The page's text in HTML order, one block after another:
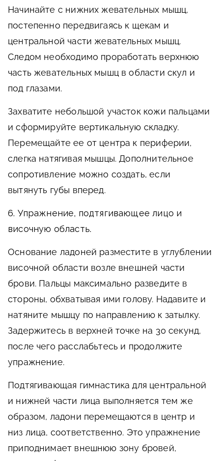
Начинайте с нижних жевательных мышц,
постепенно передвигаясь к щекам и
центральной части жевательных мышц.
Следом необходимо проработать верхнюю
часть жевательных мышц в области скул и
под глазами.
Захватите небольшой участок кожи пальцами
и сформируйте вертикальную складку.
Перемещайте ее от центра к периферии,
слегка натягивая мышцы. Дополнительное
сопротивление можно создать, если
вытянуть губы вперед.
6. Упражнение, подтягивающее лицо и
височную область.
Основание ладоней разместите в углублении
височной области возле внешней части
брови. Пальцы максимально разведите в
стороны, обхватывая ими голову. Надавите и
натяните мышцу по направлению к затылку.
Задержитесь в верхней точке на 30 секунд,
после чего расслабьтесь и продолжите
упражнение.
Подтягивающая гимнастика для центральной
и нижней части лица выполняется тем же
образом, ладони перемещаются в центр и
низ лица, соответственно. Это упражнение
приподнимает внешнюю зону бровей,